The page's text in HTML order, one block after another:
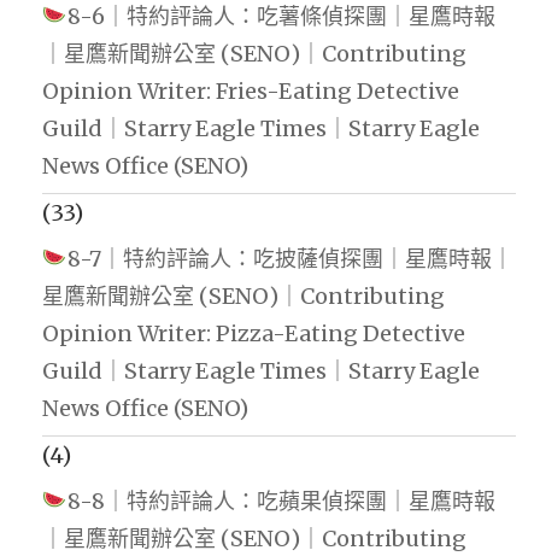
8-6｜特約評論人：吃薯條偵探團｜星鷹時報
｜星鷹新聞辦公室 (SENO)｜Contributing
Opinion Writer: Fries-Eating Detective
Guild｜Starry Eagle Times｜Starry Eagle
News Office (SENO)
(33)
8-7｜特約評論人：吃披薩偵探團｜星鷹時報｜
星鷹新聞辦公室 (SENO)｜Contributing
Opinion Writer: Pizza-Eating Detective
Guild｜Starry Eagle Times｜Starry Eagle
News Office (SENO)
(4)
8-8｜特約評論人：吃蘋果偵探團｜星鷹時報
｜星鷹新聞辦公室 (SENO)｜Contributing